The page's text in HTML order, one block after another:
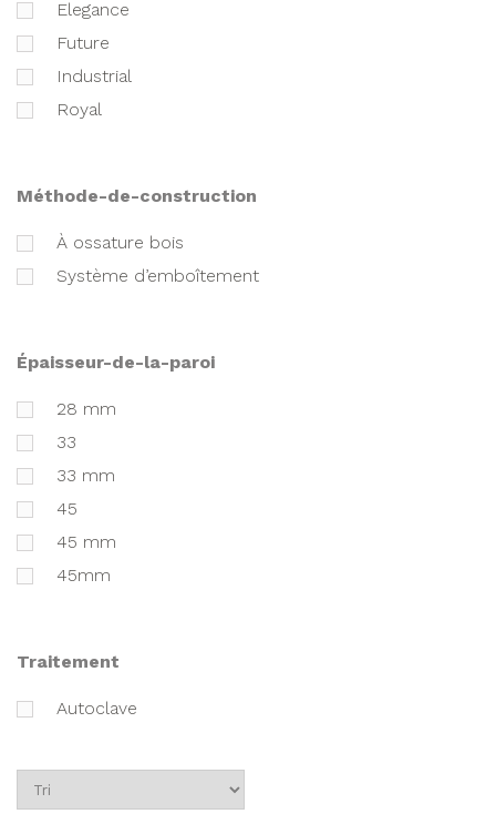
elegance
future
industrial
royal
méthode-de-construction
à ossature bois
Système d’emboîtement
épaisseur-de-la-paroi
28 mm
33
33 mm
45
45 mm
45mm
traitement
Autoclave